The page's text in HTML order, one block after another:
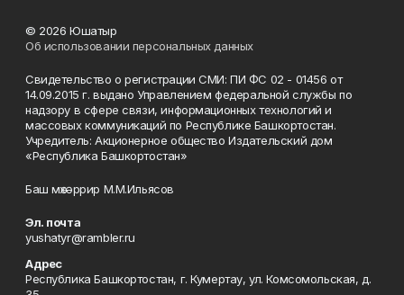
© 2026 Юшатыр
Об использовании персональных данных
Свидетельство о регистрации СМИ: ПИ ФС 02 - 01456 от
14.09.2015 г. выдано Управлением федеральной службы по
надзору в сфере связи, информационных технологий и
массовых коммуникаций по Республике Башкортостан.
Учредитель: Акционерное общество Издательский дом
«Республика Башкортостан»
Баш мөхәррир М.М.Ильясов
Эл. почта
yushatyr@rambler.ru
Адрес
Республика Башкортостан, г. Кумертау, ул. Комсомольская, д.